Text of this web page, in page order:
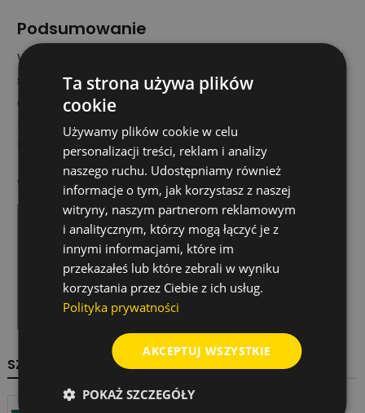
Podsumowanie
Wybierz Pogłębiacz nasadzany 90°, 6,0x25 mm, jeśli
szukasz osprzętu Heller dopasowanego do pracy w
drewnie, szalunkach lub zastosowaniach
montażowych zgodnie z podanymi parametrami
technicznymi.
Wideo produktowe
SZCZEGÓŁY PRODUKTU
Ta strona używa plików
cookie
Używamy plików cookie w celu
personalizacji treści, reklam i analizy
naszego ruchu. Udostępniamy również
informacje o tym, jak korzystasz z naszej
witryny, naszym partnerom reklamowym
i analitycznym, którzy mogą łączyć je z
innymi informacjami, które im
przekazałeś lub które zebrali w wyniku
korzystania przez Ciebie z ich usług.
Polityka prywatności
AKCEPTUJ WSZYSTKIE
POKAŻ SZCZEGÓŁY